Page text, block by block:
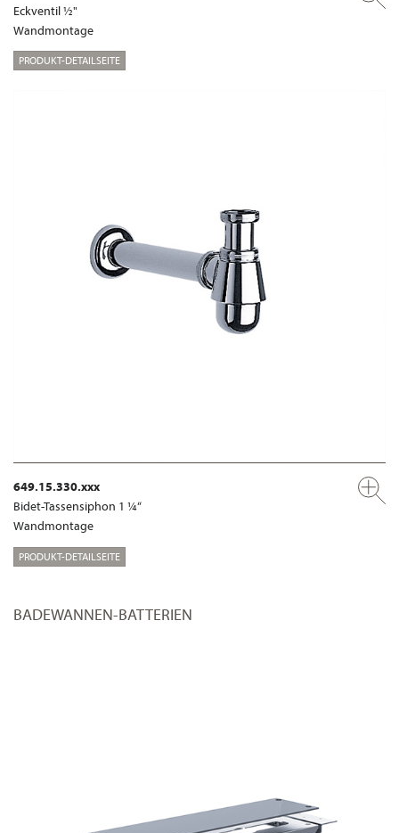
Eckventil ½"
Wandmontage
PRODUKT-DETAILSEITE
649.15.330.xxx
Bidet-Tassensiphon 1 ¼“
Wandmontage
PRODUKT-DETAILSEITE
BADEWANNEN-BATTERIEN